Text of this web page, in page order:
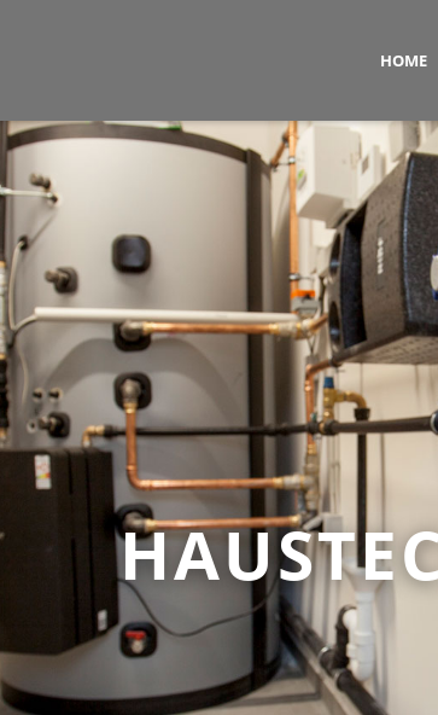
HOME
HOLZHAUS INNENAUSBAU ZIMMEREI